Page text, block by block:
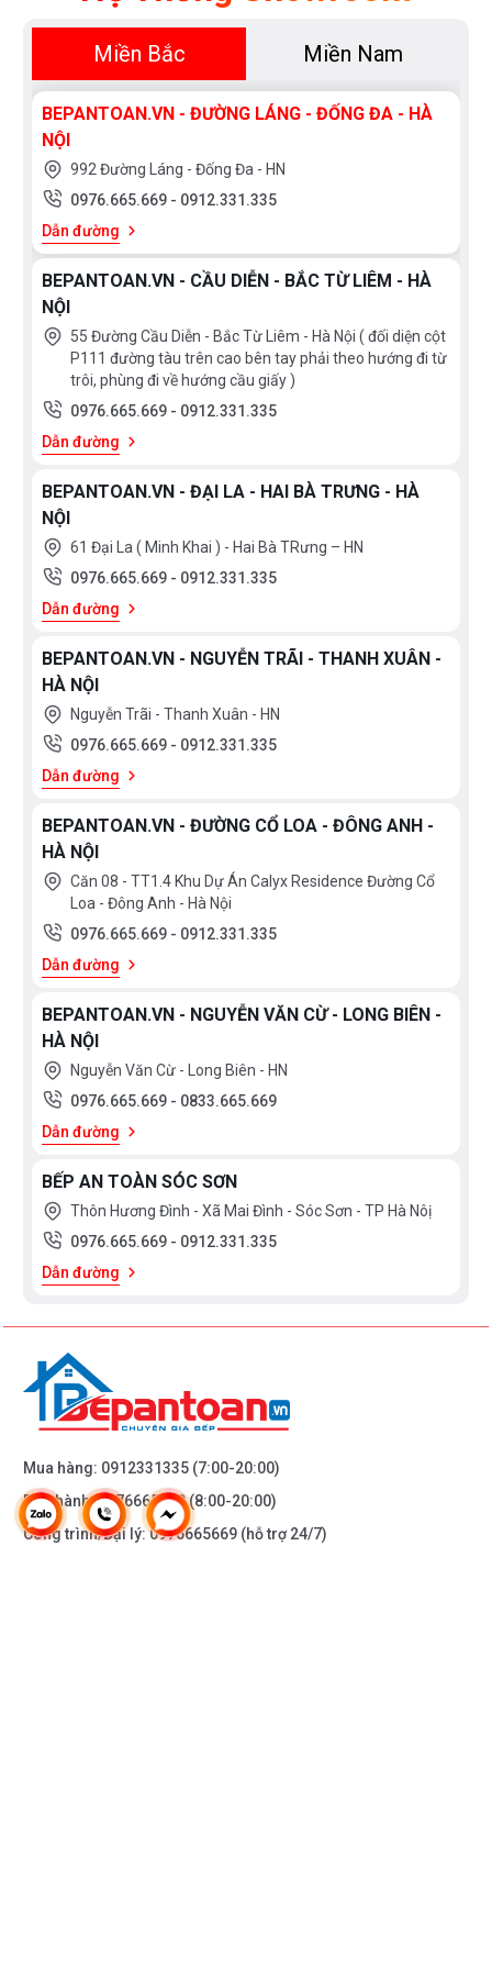
Bạn quan tâm tới những sản phẩm thiết bị phòng
tắm và thiết bị nhà bếp vui lòng liên hệ với chúng
trực tiếp địa chỉ hệ thống của Bếp an toàn để được
tư vấn tốt nhất từ các nhân viên bán hàng của
chúng tôi
Miền Bắc Miền Nam
BEPANTOAN.VN - ĐƯỜNG LÁNG - ĐỐNG ĐA - HÀ
NỘI
992 Đường Láng - Đống Đa - HN
0976.665.669 - 0912.331.335
Dẫn đường
BEPANTOAN.VN - CẦU DIỄN - BẮC TỪ LIÊM - HÀ
NỘI
55 Đường Cầu Diễn - Bắc Từ Liêm - Hà Nội ( đối diện cột
P111 đường tàu trên cao bên tay phải theo hướng đi từ
trôi, phùng đi về hướng cầu giấy )
0976.665.669 - 0912.331.335
Dẫn đường
BEPANTOAN.VN - ĐẠI LA - HAI BÀ TRƯNG - HÀ
NỘI
61 Đại La ( Minh Khai ) - Hai Bà TRưng – HN
0976.665.669 - 0912.331.335
Dẫn đường
BEPANTOAN.VN - NGUYỄN TRÃI - THANH XUÂN -
HÀ NỘI
Nguyễn Trãi - Thanh Xuân - HN
0976.665.669 - 0912.331.335
Dẫn đường
BEPANTOAN.VN - ĐƯỜNG CỔ LOA - ĐÔNG ANH -
HÀ NỘI
Căn 08 - TT1.4 Khu Dự Án Calyx Residence Đường Cổ
Loa - Đông Anh - Hà Nội
0976.665.669 - 0912.331.335
Dẫn đường
BEPANTOAN.VN - NGUYỄN VĂN CỪ - LONG BIÊN -
HÀ NỘI
Nguyễn Văn Cừ - Long Biên - HN
0976.665.669 - 0833.665.669
Dẫn đường
BẾP AN TOÀN SÓC SƠN
Thôn Hương Đình - Xã Mai Đình - Sóc Sơn - TP Hà Nôị
0976.665.669 - 0912.331.335
Dẫn đường
Mua hàng: 0912331335 (7:00-20:00)
Bảo hành:0976665669(8:00-20:00)
Công trình/Đại lý:0976665669 (hỗ trợ 24/7)